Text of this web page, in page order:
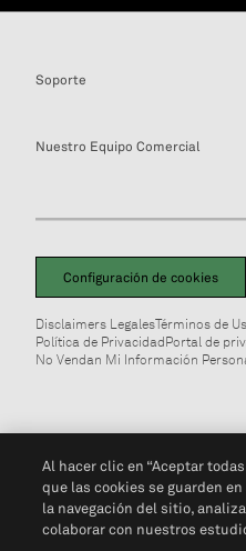
Soporte
Nuestro Equipo Comercial
Configuración de cookies
Disclaimers LegalesTérminos de
Política de PrivacidadPortal de
No Vendan Mi Información
Al hacer clic en “Aceptar
que las cookies se guarden
la navegación del sitio,
colaborar con nuestros